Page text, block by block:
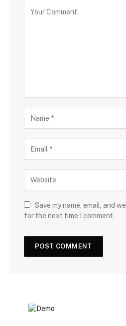
Save my name, email, and
for the next time I comment.